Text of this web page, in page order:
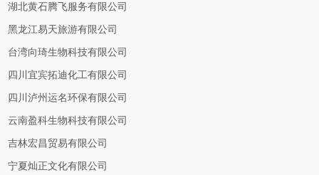
湖北黄石腾飞服务有限公司
黑龙江易天旅游有限公司
台湾向琦生物科技有限公司
四川宜宾拓迪化工有限公司
四川泸州运名环保有限公司
云南盈科生物科技有限公司
吉林宏昌贸易有限公司
宁夏灿正文化有限公司